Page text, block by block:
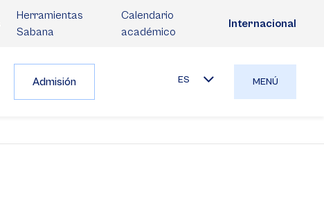
Herramientas
Sabana
Calendario
académico
Internacional
Admisión ES MENÚ